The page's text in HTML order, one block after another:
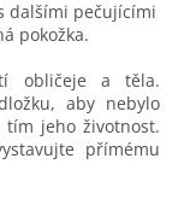
dalšími pečujícími
pokožka.
obličeje a těla.
aby nebylo
jeho životnost.
přímému